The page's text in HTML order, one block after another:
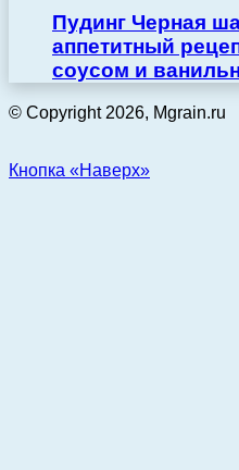
Пудинг Черная
аппетитный
соусом и
© Copyright 2026, Mgrain.ru
Кнопка «Наверх»